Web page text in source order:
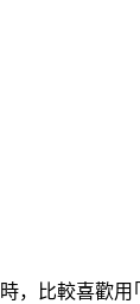
比較喜歡用